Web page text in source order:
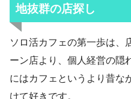
地抜群の店探し
ソロ活カフェの第一歩は、
ーン店より、個人経営の隠
にはカフェというより昔な
けて好きです。